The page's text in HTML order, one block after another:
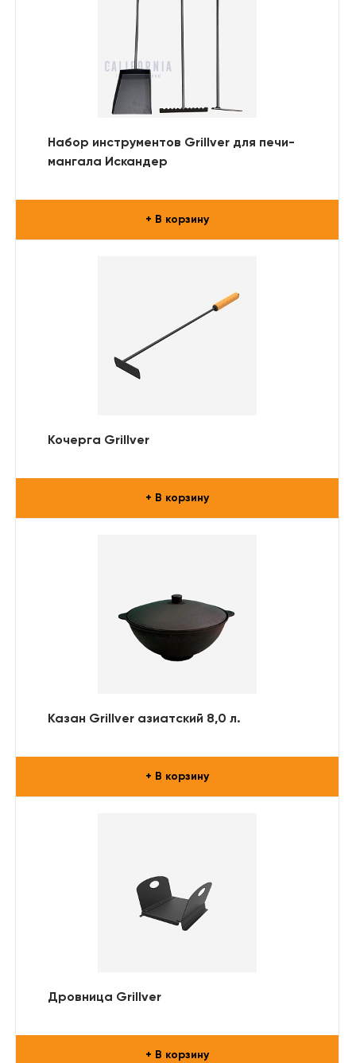
Набор инструментов Grillver для печи-
мангала Искандер
+ В корзину
Кочерга Grillver
+ В корзину
Казан Grillver азиатский 8,0 л.
+ В корзину
Дровница Grillver
+ В корзину